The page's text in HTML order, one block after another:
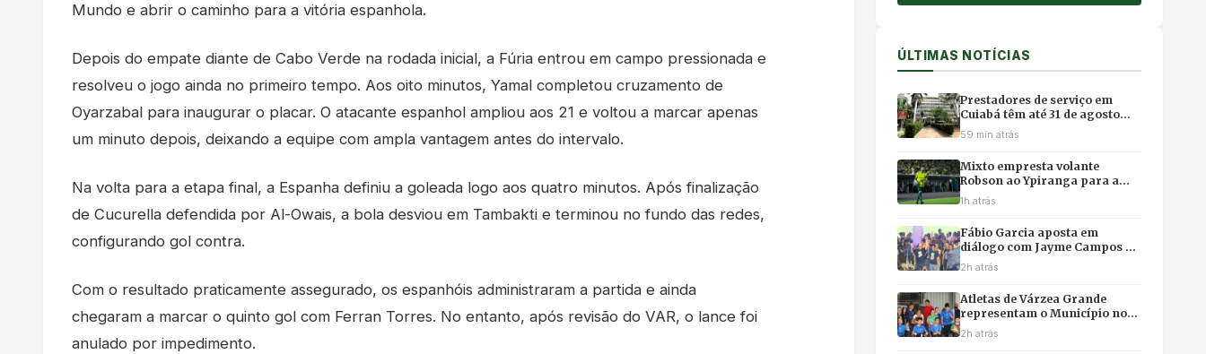
Mundo e abrir o caminho para a vitória espanhola.
Depois do empate diante de Cabo Verde na rodada inicial, a Fúria entrou em campo pressionada e
resolveu o jogo ainda no primeiro tempo. Aos oito minutos, Yamal completou cruzamento de
Oyarzabal para inaugurar o placar. O atacante espanhol ampliou aos 21 e voltou a marcar apenas
um minuto depois, deixando a equipe com ampla vantagem antes do intervalo.
Na volta para a etapa final, a Espanha definiu a goleada logo aos quatro minutos. Após finalização
de Cucurella defendida por Al-Owais, a bola desviou em Tambakti e terminou no fundo das redes,
configurando gol contra.
Com o resultado praticamente assegurado, os espanhóis administraram a partida e ainda
chegaram a marcar o quinto gol com Ferran Torres. No entanto, após revisão do VAR, o lance foi
anulado por impedimento.
ÚLTIMAS NOTÍCIAS
Prestadores de serviço em
Cuiabá têm até 31 de agosto
para migrar para o emissor
59 min atrás
Mixto empresta volante
Robson ao Ypiranga para a
reta final da Série C, mas
1h atrás
Fábio Garcia aposta em
diálogo com Jayme Campos e
Podemos para fortalecer
2h atrás
Atletas de Várzea Grande
representam o Município nos
Jogos Paralímpicos Escolares
2h atrás